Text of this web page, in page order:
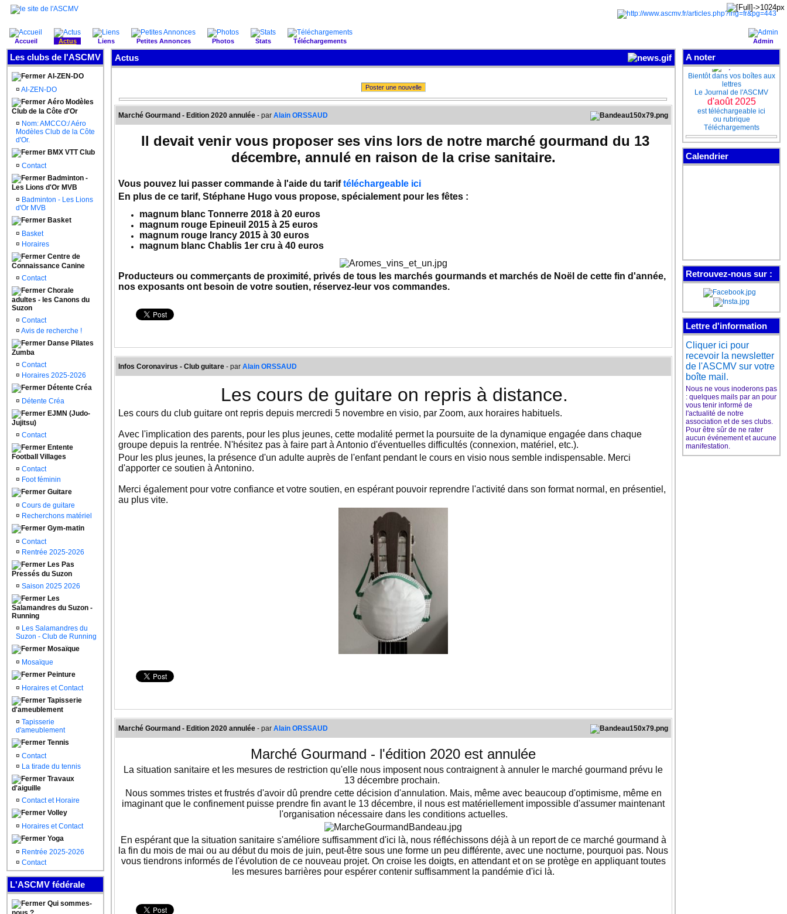
Admin
Accueil Actus Liens Petites Annonces Photos Stats Téléchargements
Les clubs de l'ASCMV
AI-ZEN-DO
¤ AI-ZEN-DO
Aéro Modèles
Club de la Côte d'Or
¤ Nom: AMCCO:/ Aéro
Modèles Club de la Côte
d'Or.
BMX VTT Club
¤ Contact
Badminton -
Les Lions d'Or MVB
¤ Badminton - Les Lions
d'Or MVB
Basket
¤ Basket
¤ Horaires
Centre de
Connaissance Canine
¤ Contact
Chorale
adultes - les Canons du
Suzon
¤ Contact
¤ Avis de recherche !
Danse Pilates
Zumba
¤ Contact
¤ Horaires 2025-2026
Détente Créa
¤ Détente Créa
EJMN (Judo-
Jujitsu)
¤ Contact
Entente
Football Villages
¤ Contact
¤ Foot féminin
Guitare
¤ Cours de guitare
¤ Recherchons matériel
Gym-matin
¤ Contact
¤ Rentrée 2025-2026
Les Pas
Pressés du Suzon
¤ Saison 2025 2026
Les
Salamandres du Suzon -
Running
¤ Les Salamandres du
Suzon - Club de Running
Mosaïque
¤ Mosaïque
Peinture
¤ Horaires et Contact
Tapisserie
d'ameublement
¤ Tapisserie
d'ameublement
Tennis
¤ Contact
¤ La tirade du tennis
Travaux
d'aiguille
¤ Contact et Horaire
Volley
¤ Horaires et Contact
Yoga
¤ Rentrée 2025-2026
¤ Contact
L'ASCMV fédérale
Qui sommes-
Actus
Poster une nouvelle
Marché Gourmand - Edition 2020 annulée - par Alain ORSSAUD
Il devait venir vous proposer ses vins lors de notre marché gourmand du 13
décembre, annulé en raison de la crise sanitaire.
Vous pouvez lui passer commande à l'aide du tariftéléchargeable ici
En plus de ce tarif, Stéphane Hugo vous propose, spécialement pour les fêtes :
magnum blanc Tonnerre 2018 à 20 euros
magnum rouge Epineuil 2015 à 25 euros
magnum rouge Irancy 2015 à 30 euros
magnum blanc Chablis 1er cru à 40 euros
Producteurs ou commerçants de proximité, privés de tous les marchés gourmands et marchés de Noël de cette fin d'année,
nos exposants ont besoin de votre soutien, réservez-leur vos commandes.
Infos Coronavirus - Club guitare - par Alain ORSSAUD
Les cours de guitare on repris à distance.
Les cours du club guitare ont repris depuis mercredi 5 novembre en visio, par Zoom, aux horaires habituels.
Avec l'implication des parents, pour les plus jeunes, cette modalité permet la poursuite de la dynamique engagée dans chaque
groupe depuis la rentrée. N'hésitez pas à faire part à Antonio d'éventuelles difficultés (connexion, matériel, etc.).
Pour les plus jeunes, la présence d'un adulte auprès de l'enfant pendant le cours en visio nous semble indispensable. Merci
d'apporter ce soutien à Antonino.
Merci également pour votre confiance et votre soutien, en espérant pouvoir reprendre l'activité dans son format normal, en présentiel,
au plus vite.
Marché Gourmand - Edition 2020 annulée - par Alain ORSSAUD
Marché Gourmand - l'édition 2020 est annulée
La situation sanitaire et les mesures de restriction qu'elle nous imposent nous contraignent à annuler le marché gourmand prévu le
13 décembre prochain.
Nous sommes tristes et frustrés d'avoir dû prendre cette décision d'annulation. Mais, même avec beaucoup d'optimisme, même en
imaginant que le confinement puisse prendre fin avant le 13 décembre, il nous est matériellement impossible d'assumer maintenant
l'organisation nécessaire dans les conditions actuelles.
En espérant que la situation sanitaire s'améliore suffisamment d'ici là, nous réfléchissons déjà à un report de ce marché gourmand à
la fin du mois de mai ou au début du mois de juin, peut-être sous une forme un peu différente, avec une nocturne, pourquoi pas. Nous
vous tiendrons informés de l'évolution de ce nouveau projet. On croise les doigts, en attendant et on se protège en appliquant toutes
les mesures barrières pour espérer contenir suffisamment la pandémie d'ici là.
A noter
Bientôt dans vos boîtes aux
lettres
Le Journal de l'ASCMV
d'août 2025
est téléchargeable ici
ou rubrique
Téléchargements
Pour ne pas perdre le
contact
Les cours de guitare de
l'ASCMV
ont leur page Facebook
Aimez pour suivre
l'actu de nos cours
guitare
Le club de danse de
l'ASCMV
a sa page Facebook
Calendrier
Retrouvez-nous sur :
Lettre d'information
Cliquer ici pour
recevoir la newsletter
de l'ASCMV sur votre
boîte mail.
Nous ne vous inoderons pas
: quelques mails par an pour
vous tenir informé de
l'actualité de notre
association et de ses clubs.
Pour être sûr de ne rater
aucun événement et aucune
manifestation.